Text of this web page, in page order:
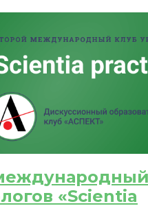
«Scientia